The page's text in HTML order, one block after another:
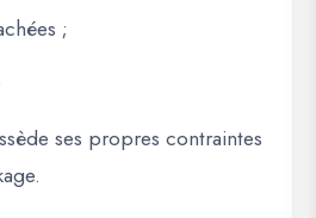
;
ses propres contraintes